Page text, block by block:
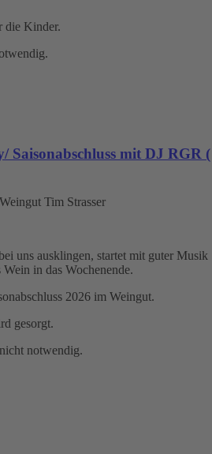
die Kinder.
Saisonabschluss mit DJ RGR (
Weingut Tim Strasser
uns ausklingen, startet mit guter Musik
in das Wochenende.
2026 im Weingut.
gesorgt.
notwendig.